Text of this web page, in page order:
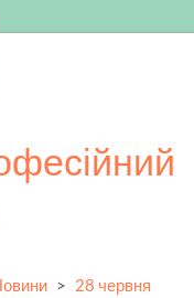
> 28 червня